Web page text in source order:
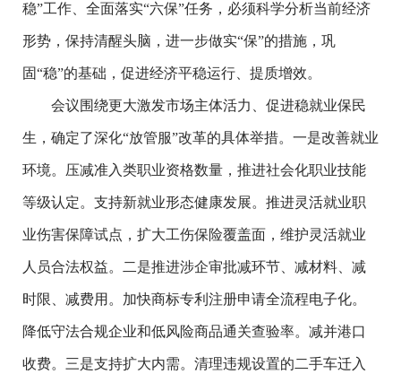
稳”工作、全面落实“六保”任务，必须科学分析当前经济
形势，保持清醒头脑，进一步做实“保”的措施，巩
固“稳”的基础，促进经济平稳运行、提质增效。
会议围绕更大激发市场主体活力、促进稳就业保民
生，确定了深化“放管服”改革的具体举措。一是改善就业
环境。压减准入类职业资格数量，推进社会化职业技能
等级认定。支持新就业形态健康发展。推进灵活就业职
业伤害保障试点，扩大工伤保险覆盖面，维护灵活就业
人员合法权益。二是推进涉企审批减环节、减材料、减
时限、减费用。加快商标专利注册申请全流程电子化。
降低守法合规企业和低风险商品通关查验率。减并港口
收费。三是支持扩大内需。清理违规设置的二手车迁入